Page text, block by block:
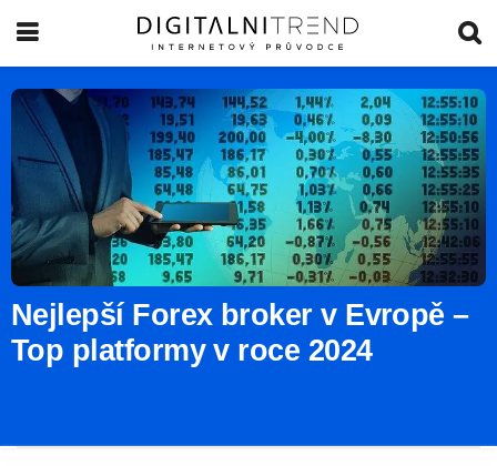
Nejlepší Forex broker v Evropě –
Top platformy v roce 2024